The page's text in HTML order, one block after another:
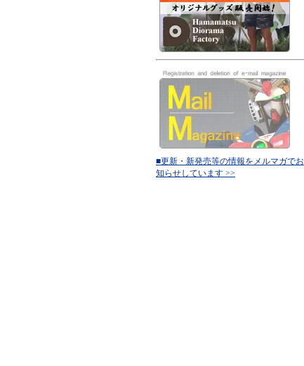
■更新・新発売等の情報をメルマガでお
知らせしています >>